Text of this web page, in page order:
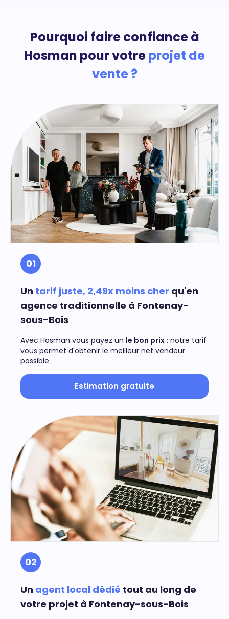
Pourquoi faire confiance à
Hosman pour votreprojet de
vente ?
01
Un tarif juste, 2,49x moins cher qu'en
agence traditionnelle à Fontenay-
sous-Bois
Avec Hosman vous payez un le bon prix : notre tarif
vous permet d'obtenir le meilleur net vendeur
possible.
Estimation gratuite
02
Un agent local dédié tout au long de
votre projet à Fontenay-sous-Bois